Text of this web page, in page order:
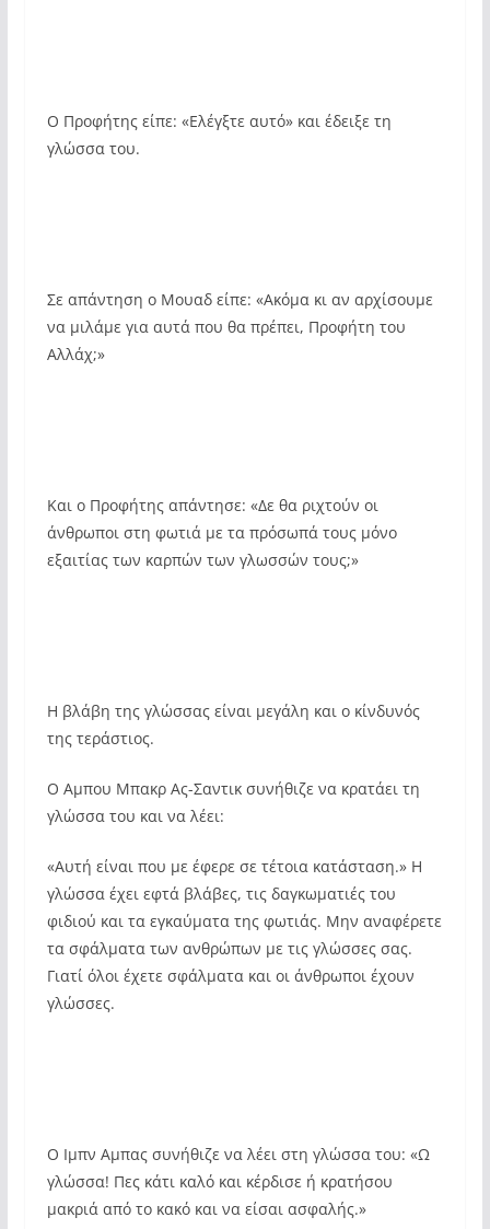
Ο Προφήτης είπε: «Ελέγξτε αυτό» και έδειξε τη
γλώσσα του.
Σε απάντηση ο Μουαδ είπε: «Ακόμα κι αν αρχίσουμε
να μιλάμε για αυτά που θα πρέπει, Προφήτη του
Αλλάχ;»
Και ο Προφήτης απάντησε: «Δε θα ριχτούν οι
άνθρωποι στη φωτιά με τα πρόσωπά τους μόνο
εξαιτίας των καρπών των γλωσσών τους;»
Η βλάβη της γλώσσας είναι μεγάλη και ο κίνδυνός
της τεράστιος.
Ο Αμπου Μπακρ Ας-Σαντικ συνήθιζε να κρατάει τη
γλώσσα του και να λέει:
«Αυτή είναι που με έφερε σε τέτοια κατάσταση.» Η
γλώσσα έχει εφτά βλάβες, τις δαγκωματιές του
φιδιού και τα εγκαύματα της φωτιάς. Μην αναφέρετε
τα σφάλματα των ανθρώπων με τις γλώσσες σας.
Γιατί όλοι έχετε σφάλματα και οι άνθρωποι έχουν
γλώσσες.
Ο Ιμπν Αμπας συνήθιζε να λέει στη γλώσσα του: «Ω
γλώσσα! Πες κάτι καλό και κέρδισε ή κρατήσου
μακριά από το κακό και να είσαι ασφαλής.»